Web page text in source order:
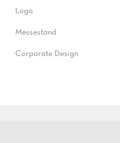
Logo
Messestand
Corporate Design